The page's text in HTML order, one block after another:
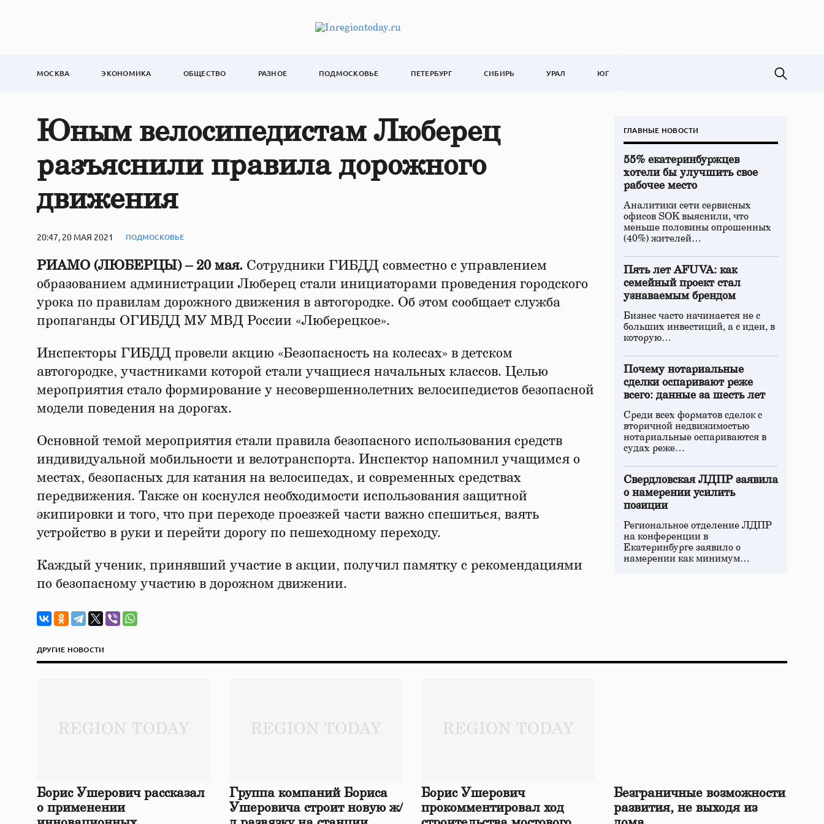
МОСКВА ЭКОНОМИКА ОБЩЕСТВО РАЗНОЕ ПОДМОСКОВЬЕ ПЕТЕРБУРГ СИБИРЬ УРАЛ ЮГ
Юным велосипедистам Люберец
разъяснили правила дорожного
движения
20:47, 20 МАЯ 2021 ПОДМОСКОВЬЕ
РИАМО (ЛЮБЕРЦЫ) – 20 мая. Сотрудники ГИБДД совместно с управлением
образованием администрации Люберец стали инициаторами проведения городского
урока по правилам дорожного движения в автогородке. Об этом сообщает служба
пропаганды ОГИБДД МУ МВД России «Люберецкое».
Инспекторы ГИБДД провели акцию «Безопасность на колесах» в детском
автогородке, участниками которой стали учащиеся начальных классов. Целью
мероприятия стало формирование у несовершеннолетних велосипедистов безопасной
модели поведения на дорогах.
Основной темой мероприятия стали правила безопасного использования средств
индивидуальной мобильности и велотранспорта. Инспектор напомнил учащимся о
местах, безопасных для катания на велосипедах, и современных средствах
передвижения. Также он коснулся необходимости использования защитной
экипировки и того, что при переходе проезжей части важно спешиться, взять
устройство в руки и перейти дорогу по пешеходному переходу.
Каждый ученик, принявший участие в акции, получил памятку с рекомендациями
по безопасному участию в дорожном движении.
ГЛАВНЫЕ НОВОСТИ
55% екатеринбуржцев
хотели бы улучшить свое
рабочее место
Аналитики сети сервисных
офисов SOK выяснили, что
меньше половины опрошенных
(40%) жителей…
Пять лет AFUVA: как
семейный проект стал
узнаваемым брендом
Бизнес часто начинается не с
больших инвестиций, а с идеи, в
которую…
Почему нотариальные
сделки оспаривают реже
всего: данные за шесть лет
Среди всех форматов сделок с
вторичной недвижимостью
нотариальные оспариваются в
судах реже…
Свердловская ЛДПР заявила
о намерении усилить
позиции
Региональное отделение ЛДПР
на конференции в
Екатеринбурге заявило о
намерении как минимум…
ДРУГИЕ НОВОСТИ
Борис Ушерович рассказал
о применении
Группа компаний Бориса
Ушеровича строит новую ж/
Борис Ушерович
прокомментировал ход
Безграничные возможности
развития, не выходя из